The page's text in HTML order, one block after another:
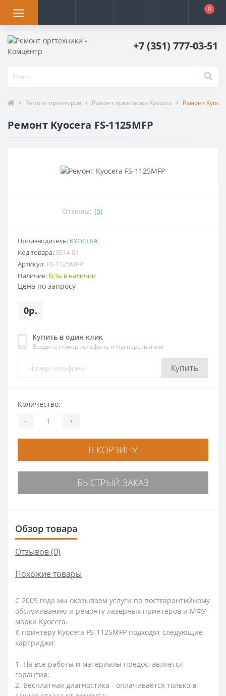
0
+7 (351) 777-03-51
Ремонт принтеров Ремонт принтеров Kyocera Ремонт
Ремонт Kyocera FS-1125MFP
Отзывы: (0)
Производитель: KYOCERA
Код товара: 9514-01
Артикул: FS-1125MFP
Наличие: Есть в наличии
Цена по запросу
0р.
Купить в один клик
Введите номер телефона и мы перезвоним
Купить
Количество:
- +
В КОРЗИНУ
БЫСТРЫЙ ЗАКАЗ
Обзор товара
Отзывов (0)
Похожие товары
С 2009 года мы оказываем услуги по постгарантийному
обслуживанию и ремонту лазерных принтеров и МФУ
марки Kyocera.
К принтеру Kyocera FS-1125MFP подходят следующие
картриджи:
1. На все работы и материалы предоставляется
гарантия;
2. Бесплатная диагностика - оплачивается только в